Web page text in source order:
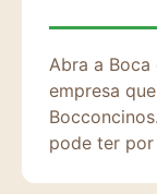
Abra a Boca
empresa
pode ter por